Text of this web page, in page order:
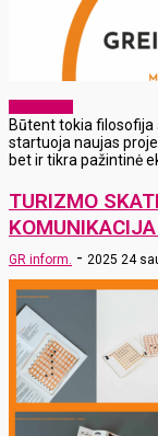
Būtent tokia filosofija
startuoja naujas
bet ir tikra pažintinė
TURIZMO
GR inform. - 2025 24